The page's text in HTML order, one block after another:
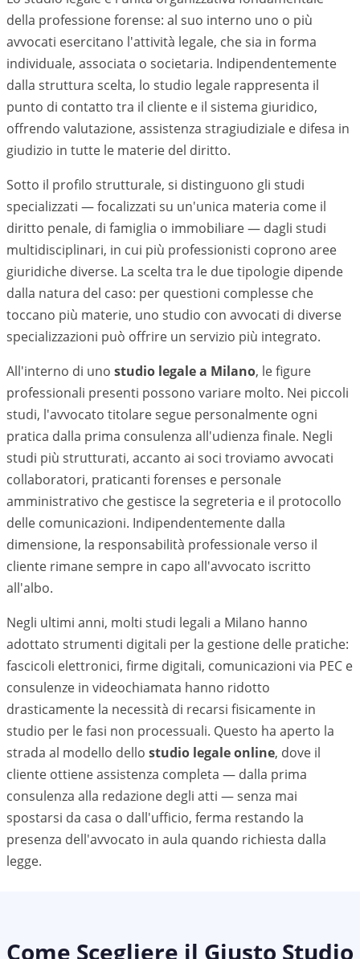
della professione forense: al suo interno uno o più
avvocati esercitano l'attività legale, che sia in forma
individuale, associata o societaria. Indipendentemente
dalla struttura scelta, lo studio legale rappresenta il
punto di contatto tra il cliente e il sistema giuridico,
offrendo valutazione, assistenza stragiudiziale e difesa in
giudizio in tutte le materie del diritto.
Sotto il profilo strutturale, si distinguono gli studi
specializzati — focalizzati su un'unica materia come il
diritto penale, di famiglia o immobiliare — dagli studi
multidisciplinari, in cui più professionisti coprono aree
giuridiche diverse. La scelta tra le due tipologie dipende
dalla natura del caso: per questioni complesse che
toccano più materie, uno studio con avvocati di diverse
specializzazioni può offrire un servizio più integrato.
All'interno di uno studio legale a Milano, le figure
professionali presenti possono variare molto. Nei piccoli
studi, l'avvocato titolare segue personalmente ogni
pratica dalla prima consulenza all'udienza finale. Negli
studi più strutturati, accanto ai soci troviamo avvocati
collaboratori, praticanti forenses e personale
amministrativo che gestisce la segreteria e il protocollo
delle comunicazioni. Indipendentemente dalla
dimensione, la responsabilità professionale verso il
cliente rimane sempre in capo all'avvocato iscritto
all'albo.
Negli ultimi anni, molti studi legali a Milano hanno
adottato strumenti digitali per la gestione delle pratiche:
fascicoli elettronici, firme digitali, comunicazioni via PEC e
consulenze in videochiamata hanno ridotto
drasticamente la necessità di recarsi fisicamente in
studio per le fasi non processuali. Questo ha aperto la
strada al modello dello studio legale online, dove il
cliente ottiene assistenza completa — dalla prima
consulenza alla redazione degli atti — senza mai
spostarsi da casa o dall'ufficio, ferma restando la
presenza dell'avvocato in aula quando richiesta dalla
legge.
Come Scegliere il Giusto Studio